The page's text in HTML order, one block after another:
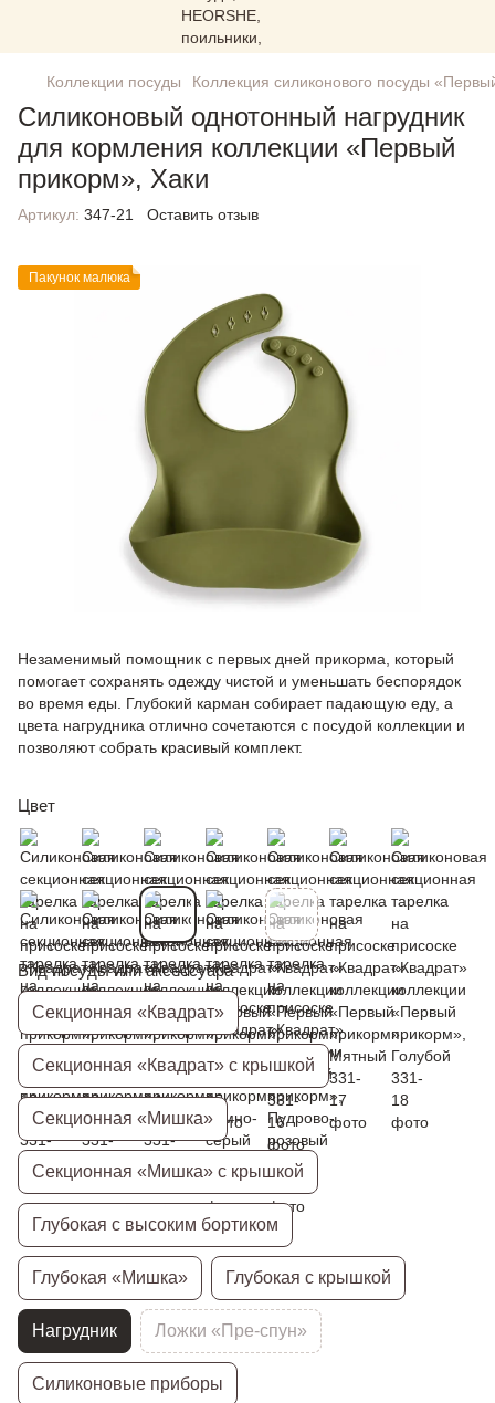
Коллекции посуды Коллекция силиконового посуды
Силиконовый однотонный нагрудник
для кормления коллекции «Первый
прикорм», Хаки
Артикул: 347-21 Оставить отзыв
Пакунок малюка
Незаменимый помощник с первых дней прикорма, который
помогает сохранять одежду чистой и уменьшать беспорядок
во время еды. Глубокий карман собирает падающую еду, а
цвета нагрудника отлично сочетаются с посудой коллекции и
позволяют собрать красивый комплект.
Цвет
Вид посуды или аксессуара
Секционная «Квадрат»
Секционная «Квадрат» с крышкой
Секционная «Мишка»
Секционная «Мишка» с крышкой
Глубокая с высоким бортиком
Глубокая «Мишка» Глубокая с крышкой
Нагрудник Ложки «Пре-спун»
Силиконовые приборы